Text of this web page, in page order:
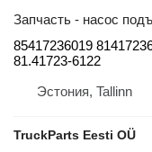
Запчасть - насос
85417236019
81.41723-6122
Эстония, Tallinn
TruckParts Eesti OÜ